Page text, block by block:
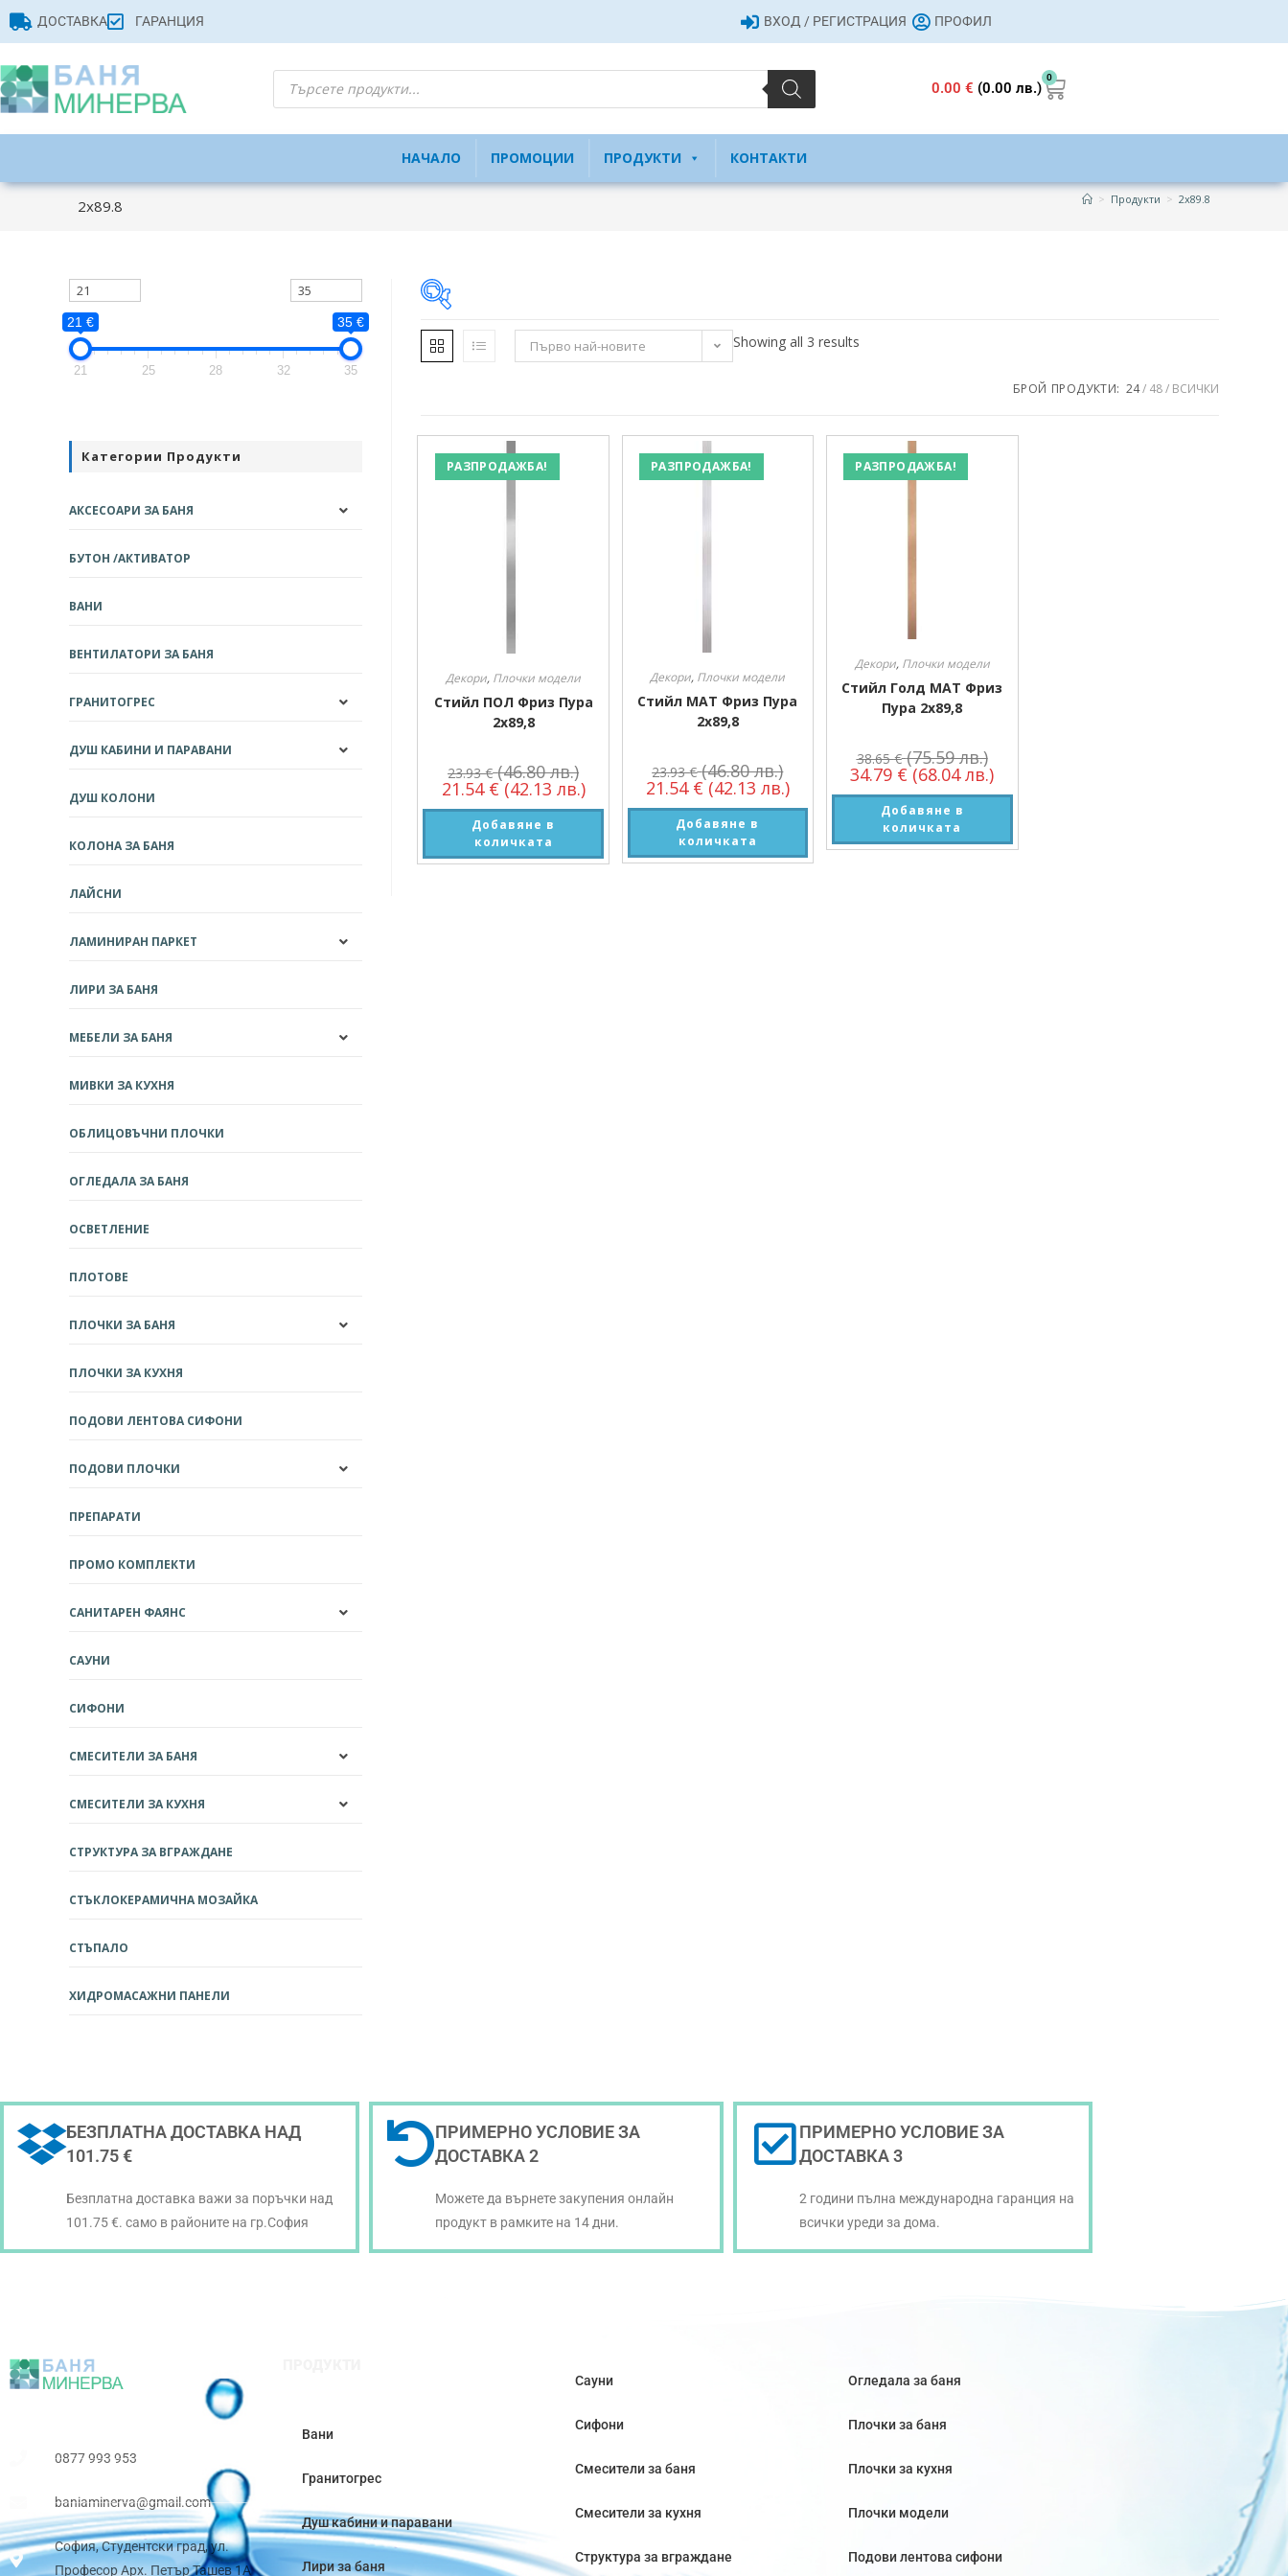
ДОСТАВКА ГАРАНЦИЯ ВХОД / РЕГИСТРАЦИЯ ПРОФИЛ
0.00€ (0.00 лв.)
0
НАЧАЛО ПРОМОЦИИ ПРОДУКТИ КОНТАКТИ
2x89.8 > Продукти > 2x89.8
Първо най-новите Showing all 3 results
БРОЙ ПРОДУКТИ: 24 48 ВСИЧКИ
РАЗПРОДАЖБА!
Декори, Плочки модели
Стийл ПОЛ Фриз Пура
2х89,8
23.93€ (46.80 лв.)
21.54 € (42.13 лв.)
Добавяне в
количката
РАЗПРОДАЖБА!
Декори, Плочки модели
Стийл МАТ Фриз Пура
2х89,8
23.93€ (46.80 лв.)
21.54 € (42.13 лв.)
Добавяне в
количката
РАЗПРОДАЖБА!
Декори, Плочки модели
Стийл Голд МАТ Фриз
Пура 2х89,8
38.65€ (75.59 лв.)
34.79 € (68.04 лв.)
Добавяне в
количката
21 € 35 €
21 25 28 32 35
Категории Продукти
АКСЕСОАРИ ЗА БАНЯ
БУТОН /АКТИВАТОР
ВАНИ
ВЕНТИЛАТОРИ ЗА БАНЯ
ГРАНИТОГРЕС
ДУШ КАБИНИ И ПАРАВАНИ
ДУШ КОЛОНИ
КОЛОНА ЗА БАНЯ
ЛАЙСНИ
ЛАМИНИРАН ПАРКЕТ
ЛИРИ ЗА БАНЯ
МЕБЕЛИ ЗА БАНЯ
МИВКИ ЗА КУХНЯ
ОБЛИЦОВЪЧНИ ПЛОЧКИ
ОГЛЕДАЛА ЗА БАНЯ
ОСВЕТЛЕНИЕ
ПЛОТОВЕ
ПЛОЧКИ ЗА БАНЯ
ПЛОЧКИ ЗА КУХНЯ
ПОДОВИ ЛЕНТОВА СИФОНИ
ПОДОВИ ПЛОЧКИ
ПРЕПАРАТИ
ПРОМО КОМПЛЕКТИ
САНИТАРЕН ФАЯНС
САУНИ
СИФОНИ
СМЕСИТЕЛИ ЗА БАНЯ
СМЕСИТЕЛИ ЗА КУХНЯ
СТРУКТУРА ЗА ВГРАЖДАНЕ
СТЪКЛОКЕРАМИЧНА МОЗАЙКА
СТЪПАЛО
ХИДРОМАСАЖНИ ПАНЕЛИ
БЕЗПЛАТНА ДОСТАВКА НАД
101.75 €
Безплатна доставка важи за поръчки над
101.75 €. само в районите на гр.София
ПРИМЕРНО УСЛОВИЕ ЗА
ДОСТАВКА 2
Можете да върнете закупения онлайн
продукт в рамките на 14 дни.
ПРИМЕРНО УСЛОВИЕ ЗА
ДОСТАВКА 3
2 години пълна международна гаранция на
всички уреди за дома.
0877 993 953
baniaminerva@gmail.com
София, Студентски град, ул.
Професор Арх. Петър Ташев 1А
Вани
Гранитогрес
Душ кабини и паравани
Лири за баня
Сауни
Сифони
Смесители за баня
Смесители за кухня
Структура за вграждане
Огледала за баня
Плочки за баня
Плочки за кухня
Плочки модели
Подови лентова сифони